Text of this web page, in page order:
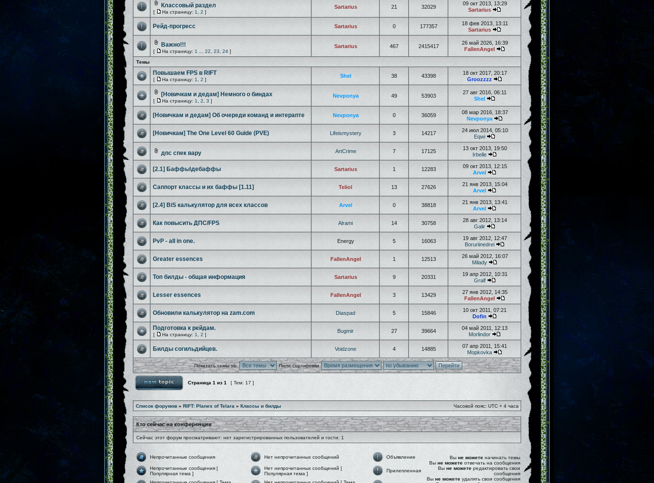
Классовый раздел
[ На страницу: 1 2 ]
Sartarius 21 32029
09 окт 2013, 13:29
Sartarius
Рейд-прогресс Sartarius 0 177357
18 фев 2013, 13:11
Sartarius
Важно!!!
[ На страницу: 1 22 23 24 ]
Sartarius 467 2415417
26 май 2026, 16:39
FallenAngel
Темы
Повышаем FPS в RIFT
[ На страницу: 1 2 ]
Shel 38 43398
18 окт 2017, 20:17
Groozzzz
[Новичкам и дедам] Немного о биндах
[ На страницу: 1 2 3 ]
Nevponya 49 53903
27 авг 2016, 06:11
Shel
[Новичкам и дедам] Об очереди команд и интерапте Nevponya 0 36059
08 мар 2016, 18:37
Nevponya
[Новичкам] The One Level 60 Guide (PVE) Lifeismystery 3 14217
24 июл 2014, 05:10
Eqwi
дпс спек вару ArtCrime 7 17125
13 окт 2013, 19:50
Irbelle
[2.1] Баффы\дебаффы Sartarius 1 12283
09 окт 2013, 12:15
Arvel
Саппорт классы и их баффы [1.11] Teliol 13 27626
21 янв 2013, 15:04
Arvel
[2.4] BiS калькулятор для всех классов Arvel 0 38818
21 янв 2013, 13:41
Arvel
Как повысить ДПС/FPS Alrami 14 30758
28 авг 2012, 13:14
Galir
PvP - all in one. Energy 5 16063
19 авг 2012, 12:47
Boruriinedrei
Greater essences FallenAngel 1 12513
26 май 2012, 16:07
Milady
Топ билды - общая информация Sartarius 9 20331
19 апр 2012, 10:31
Gralf
Lesser essences FallenAngel 3 13429
27 янв 2012, 14:35
FallenAngel
Обновили калькулятор на zam.com Diaspad 5 15846
10 окт 2011, 07:21
Dofin
Подготовка к рейдам.
[ На страницу: 1 2 ]
Bugmir 27 39664
04 май 2011, 12:13
Morlindor
Билды согильдийцев. Voidzone 4 14885
07 апр 2011, 15:41
Mopkovka
Показать темы за: Поле сортировки
Страница 1 из 1 [ Тем: 17 ]
Список форумов » RIFT: Planes of Telara » Классы и билды Часовой пояс: UTC + 4 часа
Кто сейчас на конференции
Сейчас этот форум просматривают: нет зарегистрированных пользователей и гости: 1
Непрочитанные сообщения Нет непрочитанных сообщений Объявление
Непрочитанные сообщения [
Популярная тема ]
Нет непрочитанных сообщений [
Популярная тема ]
Прилепленная
Вы не можете начинать темы
Вы не можете отвечать на сообщения
Вы не можете редактировать свои
сообщения
Вы не можете удалять свои сообщения